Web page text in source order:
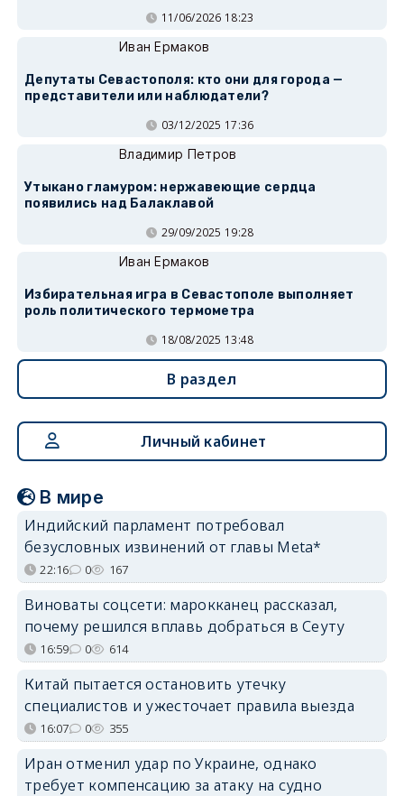
11/06/2026 18:23
Иван Ермаков
Депутаты Севастополя: кто они для города —
представители или наблюдатели?
03/12/2025 17:36
Владимир Петров
Утыкано гламуром: нержавеющие сердца
появились над Балаклавой
29/09/2025 19:28
Иван Ермаков
Избирательная игра в Севастополе выполняет
роль политического термометра
18/08/2025 13:48
В раздел
Личный кабинет
В мире
Индийский парламент потребовал
безусловных извинений от главы Meta*
22:16 0 167
Виноваты соцсети: марокканец рассказал,
почему решился вплавь добраться в Сеуту
16:59 0 614
Китай пытается остановить утечку
специалистов и ужесточает правила выезда
16:07 0 355
Иран отменил удар по Украине, однако
требует компенсацию за атаку на судно